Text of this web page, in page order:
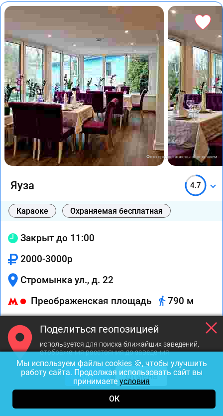
Фото предоставлены заведением
Яуза 4.7
Караоке Охраняемая бесплатная
Закрыт до 11:00
2000-3000р
Стромынка ул., д. 22
Преображенская площадь
790 м
Вызов На карте Маршрут
Поделиться геопозицией
используется для поиска ближайших заведений,
отображения расстояния до заведения
ОК Отмена
Мы используем файлы cookies 🍪, чтобы улучшить
работу сайта. Продолжая использовать сайт вы
принимаете условия
ОК